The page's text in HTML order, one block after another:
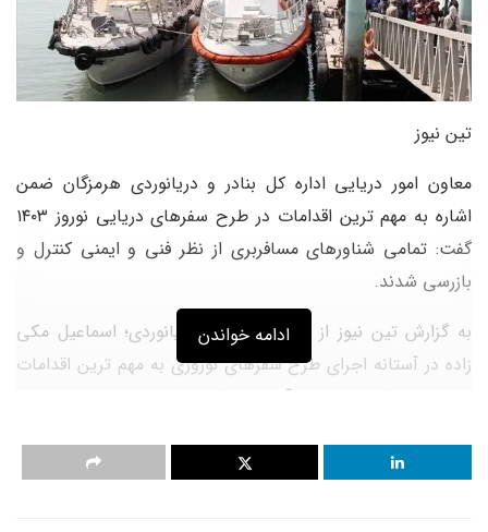
تین نیوز
معاون امور دریایی اداره کل بنادر و دریانوردی هرمزگان ضمن
اشاره به مهم ترین اقدامات در طرح سفرهای دریایی نوروز ۱۴۰۳
گفت: تمامی شناورهای مسافربری از نظر فنی و ایمنی کنترل و
بازرسی شدند.
به گزارش تین نیوز از سازمان بنادر و دریانوردی؛ اسماعیل مکی
زاده در آستانه اجرای طرح سفرهای نوروزی به مهم ترین اقدامات
انجام شده قبل از اجرای آن اشاره کرد و اظهار داشت: از مهرماه
و آمد به بنادر تابعه از نظر فنی و ایمنی کنترل و بازرسی شدند.
ادامه خواندن